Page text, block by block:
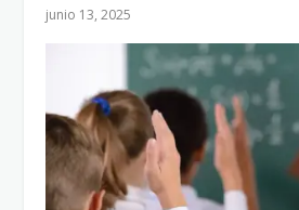
junio 13, 2025